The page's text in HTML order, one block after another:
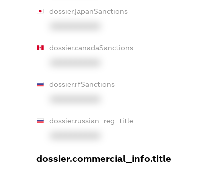
dossier.japanSanctions
dossier.canadaSanctions
dossier.rfSanctions
dossier.russian_reg_title
dossier.commercial_info.title